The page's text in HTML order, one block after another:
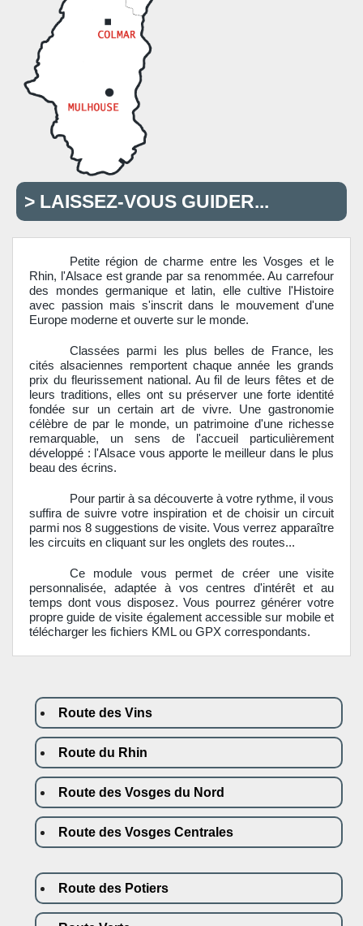
> LAISSEZ-VOUS GUIDER...
Petite région de charme entre les Vosges et le
Rhin, l'Alsace est grande par sa renommée. Au carrefour
des mondes germanique et latin, elle cultive l'Histoire
avec passion mais s'inscrit dans le mouvement d'une
Europe moderne et ouverte sur le monde.
Classées parmi les plus belles de France, les
cités alsaciennes remportent chaque année les grands
prix du fleurissement national. Au fil de leurs fêtes et de
leurs traditions, elles ont su préserver une forte identité
fondée sur un certain art de vivre. Une gastronomie
célèbre de par le monde, un patrimoine d'une richesse
remarquable, un sens de l'accueil particulièrement
développé : l'Alsace vous apporte le meilleur dans le plus
beau des écrins.
Pour partir à sa découverte à votre rythme, il vous
suffira de suivre votre inspiration et de choisir un circuit
parmi nos 8 suggestions de visite. Vous verrez apparaître
les circuits en cliquant sur les onglets des routes...
Ce module vous permet de créer une visite
personnalisée, adaptée à vos centres d'intérêt et au
temps dont vous disposez. Vous pourrez générer votre
propre guide de visite également accessible sur mobile et
télécharger les fichiers KML ou GPX correspondants.
Route des Vins
Route du Rhin
Route des Vosges du Nord
Route des Vosges Centrales
Route des Potiers